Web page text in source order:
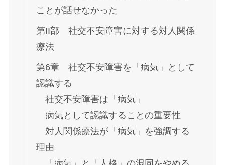
ことが話せなかった
第II部 社交不安障害に対する対人関係
療法
第6章 社交不安障害を「病気」として
認識する
社交不安障害は「病気」
病気として認識することの重要性
対人関係療法が「病気」を強調する
理由